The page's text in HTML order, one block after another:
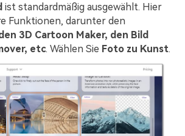
ist standardmäßig ausgewählt. Hier
Funktionen, darunter den
3D Cartoon Maker, den Bild
etc. Wählen Sie Foto zu Kunst.